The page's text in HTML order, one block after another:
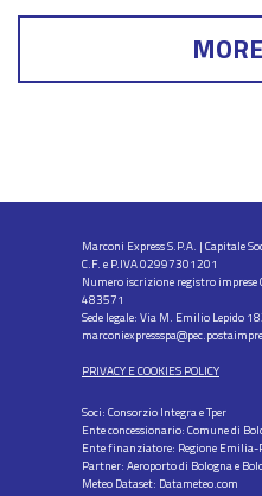
Marconi Express S.P.A. | Capitale
C.F. e P.IVA 02997301201
Numero iscrizione registro
483571
Sede legale: Via M. Emilio Lepido
PRIVACY E COOKIES POLICY
Soci: Consorzio Integra e Tper
Ente concessionario: Comune di
Ente finanziatore: Regione Emilia-
Partner: Aeroporto di Bologna e
Meteo Dataset: Datameteo.com